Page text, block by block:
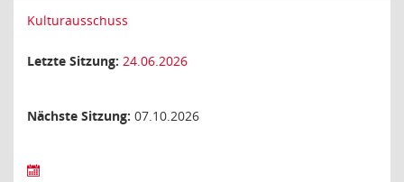
Kulturausschuss
Letzte Sitzung: 24.06.2026
Nächste Sitzung: 07.10.2026